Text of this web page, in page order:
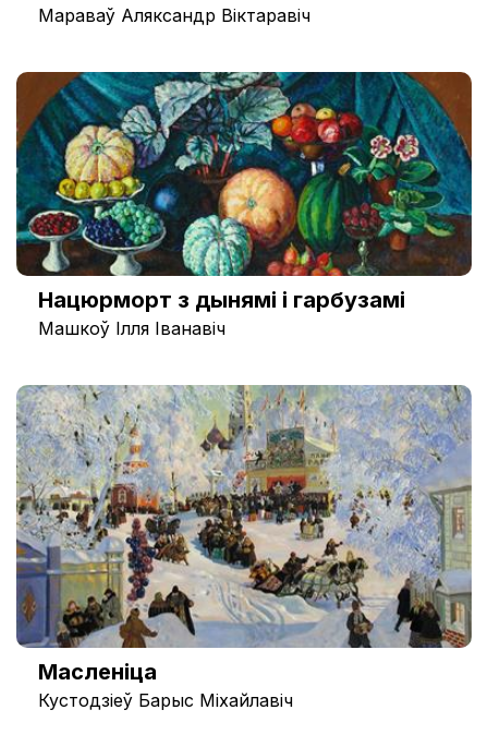
Мараваў Аляксандр Віктаравіч
Нацюрморт з дынямі і гарбузамі
Машкоў Ілля Іванавіч
Масленіца
Кустодзіеў Барыс Міхайлавіч